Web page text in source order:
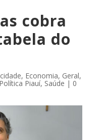
cobra
do
cidade, Economia, Geral,
Política Piauí, Saúde | 0